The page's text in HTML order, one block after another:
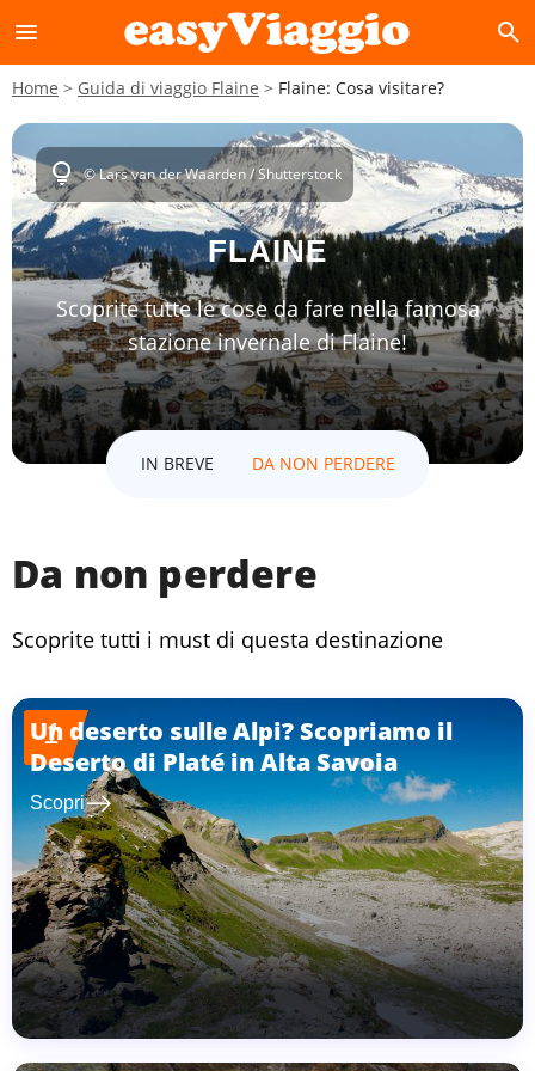
menu search
Home Guida di viaggio Flaine Flaine: Cosa visitare?
lightbulb © Lars van der Waarden / Shutterstock
FLAINE
Scoprite tutte le cose da fare nella famosa
stazione invernale di Flaine!
IN BREVE DA NON PERDERE
Da non perdere
Scoprite tutti i must di questa destinazione
1
Un deserto sulle Alpi? Scopriamo il
Deserto di Platé in Alta Savoia
Scoprieast